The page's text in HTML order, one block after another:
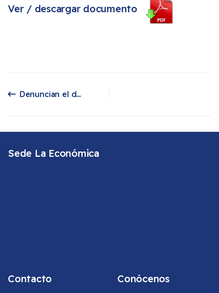
Ver / descargar documento
Denuncian el deterioro del mosaico ‘Adoquines que dan al mar’ del Puerto de la capital
Sede La Económica
Contacto Conócenos